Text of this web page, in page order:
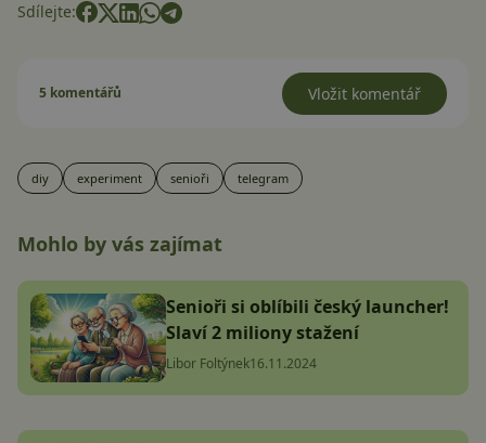
Sdílejte:
5 komentářů Vložit komentář
diy experiment senioři telegram
Mohlo by vás zajímat
Senioři si oblíbili český launcher!
Slaví 2 miliony stažení
Libor Foltýnek16.11.2024